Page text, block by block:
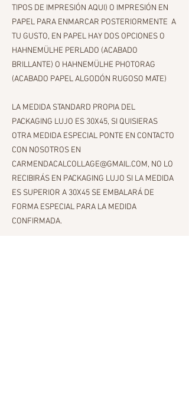
TIPOS DE IMPRESIÓN AQUI) O IMPRESIÓN EN
PAPEL PARA ENMARCAR POSTERIORMENTE A
TU GUSTO, EN PAPEL HAY DOS OPCIONES O
HAHNEMÜLHE PERLADO (ACABADO
BRILLANTE) O HAHNEMÜLHE PHOTORAG
(ACABADO PAPEL ALGODÓN RUGOSO MATE)
LA MEDIDA STANDARD PROPIA DEL
PACKAGING LUJO ES 30X45, SI QUISIERAS
OTRA MEDIDA ESPECIAL PONTE EN CONTACTO
CON NOSOTROS EN
CARMENDACALCOLLAGE@GMAIL.COM, NO LO
RECIBIRÁS EN PACKAGING LUJO SI LA MEDIDA
ES SUPERIOR A 30X45 SE EMBALARÁ DE
FORMA ESPECIAL PARA LA MEDIDA
CONFIRMADA.